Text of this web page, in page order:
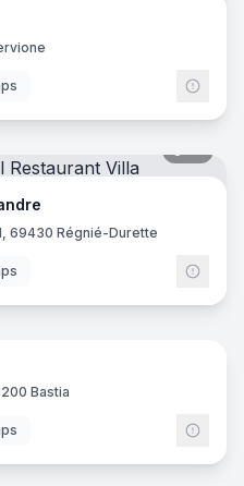
69430 Régnié-Durette
21
Bastia